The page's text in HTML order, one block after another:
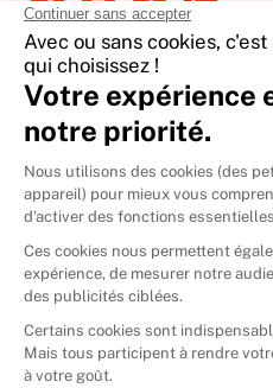
International
🇪🇸Espagne
🇩🇪Allemagne
🇮🇹 Italie